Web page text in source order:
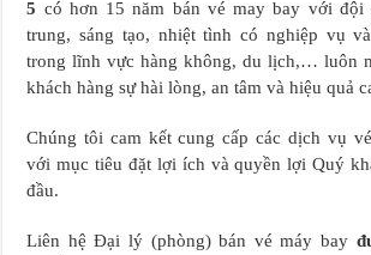
5 có hơn 15 năm bán vé may bay với đội
trung, sáng tạo, nhiệt tình có nghiệp vụ
trong lĩnh vực hàng không, du lịch,… luôn
khách hàng sự hài lòng, an tâm và hiệu quả
Chúng tôi cam kết cung cấp các dịch vụ
với mục tiêu đặt lợi ích và quyền lợi Quý
đầu.
Liên hệ Đại lý (phòng) bán vé máy bay